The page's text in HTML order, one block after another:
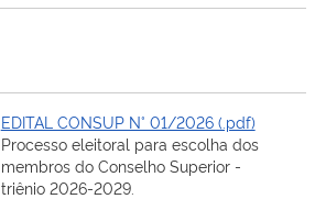
EDITAL CONSUP N° 01/2026 (.pdf)
Processo eleitoral para escolha dos
membros do Conselho Superior -
triênio 2026-2029.